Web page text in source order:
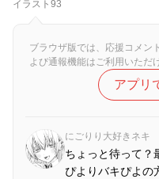
イラスト93
ブラウザ版では、応援コメン
よび通報機能はご利用いただ
アプリ
にごりり大好きネキ
ちょっと待って
ぴよりバキぴよ